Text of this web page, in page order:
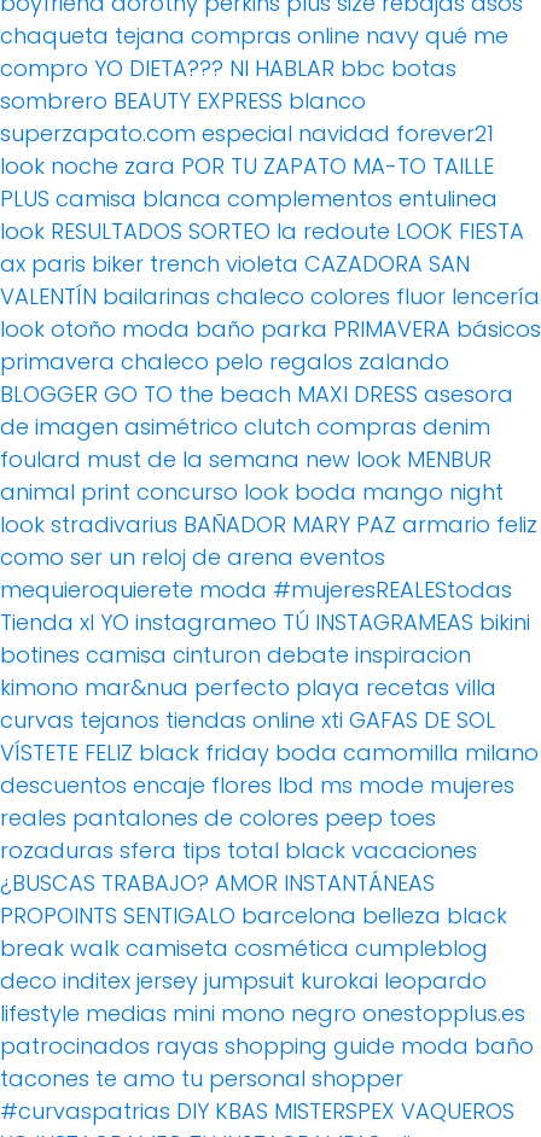
chaqueta tejana compras online navy qué me
compro YO DIETA??? NI HABLAR bbc botas
sombrero BEAUTY EXPRESS blanco
superzapato.com especial navidad forever21
look noche zara POR TU ZAPATO MA-TO TAILLE
PLUS camisa blanca complementos entulinea
look RESULTADOS SORTEO la redoute LOOK FIESTA
ax paris biker trench violeta CAZADORA SAN
VALENTÍN bailarinas chaleco colores fluor lencería
look otoño moda baño parka PRIMAVERA básicos
primavera chaleco pelo regalos zalando
BLOGGER GO TO the beach MAXI DRESS asesora
de imagen asimétrico clutch compras denim
foulard must de la semana new look MENBUR
animal print concurso look boda mango night
look stradivarius BAÑADOR MARY PAZ armario feliz
como ser un reloj de arena eventos
mequieroquierete moda #mujeresREALEStodas
Tienda xl YO instagrameo TÚ INSTAGRAMEAS bikini
botines camisa cinturon debate inspiracion
kimono mar&nua perfecto playa recetas villa
curvas tejanos tiendas online xti GAFAS DE SOL
VÍSTETE FELIZ black friday boda camomilla milano
descuentos encaje flores lbd ms mode mujeres
reales pantalones de colores peep toes
rozaduras sfera tips total black vacaciones
¿BUSCAS TRABAJO? AMOR INSTANTÁNEAS
PROPOINTS SENTIGALO barcelona belleza black
break walk camiseta cosmética cumpleblog
deco inditex jersey jumpsuit kurokai leopardo
lifestyle medias mini mono negro onestopplus.es
patrocinados rayas shopping guide moda baño
tacones te amo tu personal shopper
#curvaspatrias DIY KBAS MISTERSPEX VAQUEROS